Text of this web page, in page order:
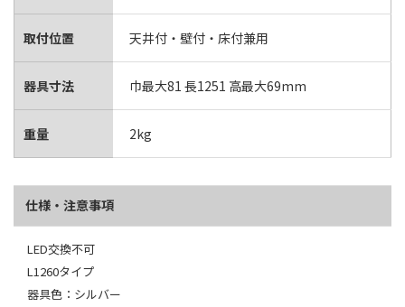
取付位置 天井付・壁付・床付兼用
器具寸法 巾最大81 長1251 高最大69mm
重量 2kg
仕様・注意事項
LED交換不可
L1260タイプ
器具色：シルバー